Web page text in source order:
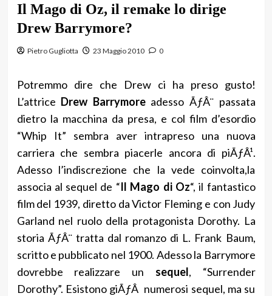
Il Mago di Oz, il remake lo dirige
Drew Barrymore?
Pietro Gugliotta 23 Maggio 2010 0
Potremmo dire che Drew ci ha preso gusto!
L’attrice Drew Barrymore adesso ÃƒÂ¨ passata
dietro la macchina da presa, e col film d’esordio
“Whip It” sembra aver intrapreso una nuova
carriera che sembra piacerle ancora di piÃƒÂ¹.
Adesso l’indiscrezione che la vede coinvolta,la
associa al sequel de “Il Mago di Oz“, il fantastico
film del 1939, diretto da Victor Fleming e con Judy
Garland nel ruolo della protagonista Dorothy. La
storia ÃƒÂ¨ tratta dal romanzo di L. Frank Baum,
scritto e pubblicato nel 1900. Adesso la Barrymore
dovrebbe realizzare un sequel, “Surrender
Dorothy”. Esistono giÃƒÂ numerosi sequel, ma su